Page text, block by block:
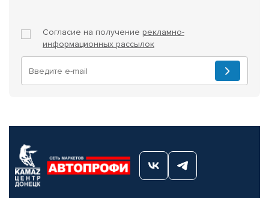
Согласие на получение рекламно-
информационных рассылок